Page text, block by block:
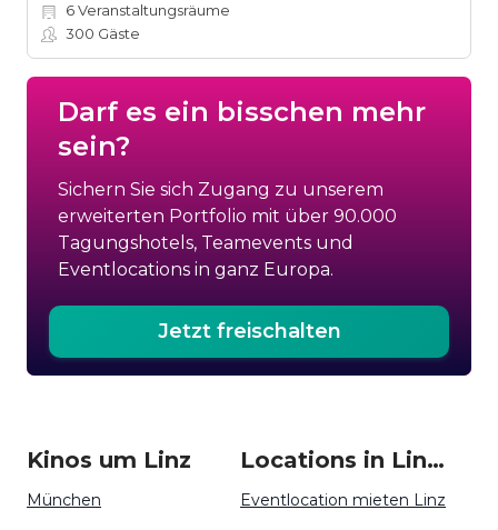
6Veranstaltungsräume
300 Gäste
Darf es ein bisschen mehr
sein?
Sichern Sie sich Zugang zu unserem
erweiterten Portfolio mit über 90.000
Tagungshotels, Teamevents und
Eventlocations in ganz Europa.
Jetzt freischalten
Kinos um Linz
München
Locations in Linz mieten
Eventlocation mieten Linz